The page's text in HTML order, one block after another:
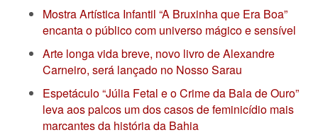
Mostra Artística Infantil “A Bruxinha que Era Boa”
encanta o público com universo mágico e sensível
Arte longa vida breve, novo livro de Alexandre
Carneiro, será lançado no Nosso Sarau
Espetáculo “Júlia Fetal e o Crime da Bala de Ouro”
leva aos palcos um dos casos de feminicídio mais
marcantes da história da Bahia